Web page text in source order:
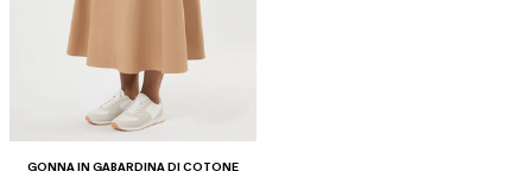
GONNA IN GABARDINA DI COTONE